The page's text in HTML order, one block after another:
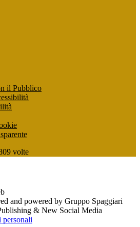
il Pubblico
volte
and powered by Gruppo Spaggiari
& New Social Media
personali